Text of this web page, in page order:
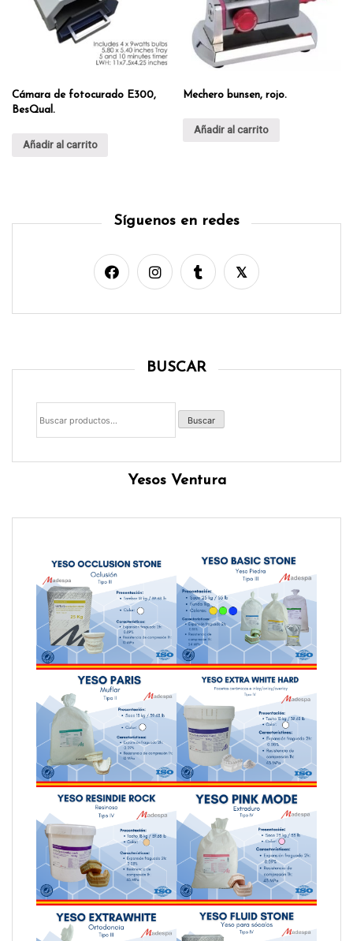
Cámara de fotocurado E300,
BesQual.
Añadir al carrito
Mechero bunsen, rojo.
Añadir al carrito
Síguenos en redes
BUSCAR
Buscar
por:
Buscar
Yesos Ventura